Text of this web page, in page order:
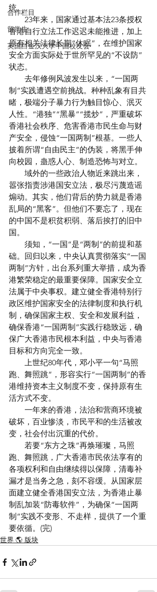
合作栏目
留学生
英国白金汉大学中国校友会
统。
23年来，国家通过基本法23条授权
香港自行立法工作迟迟未能推进，加上
原有相关法律长期“休眠”，在维护国家
安全方面实际处于世所罕见的“不设防”
状态。
去年修例风波发生以来，“一国两
制”实践遭遇空前挑战。种种乱象有目共
睹，极端分子暴力行为触目惊心、泯灭
人性。“港独”“黑暴”“揽炒”，严重破坏
香港社会秩序、危害香港市民生命与财
产安全，侵蚀“一国两制”根基。一些人
披着所谓“自由民主”的伪装，将黑手伸
向校园，蛊惑人心、制造恐怖与对立。
域外的一些政治人物近来跳出来，
嚣张指责涉港国安立法，极尽污蔑造谣
煽动。其实，他们背后的势力就是香港
乱局的“黑客”。但他们不要忘了，现在
的中国不是积贫积弱、落后挨打的旧中
国。
须知，“一国”是“两制”的前提和基
础。回归以来，中央认真贯彻落实“一国
两制”方针，出台系列重大举措，成为香
港繁荣稳定的最重要保障。国家安全立
法属于中央事权。建立健全香港特别行
政区维护国家安全的法律制度和执行机
制，确保国家主权、安全和发展利益，
确保香港“一国两制”实践行稳致远，确
保广大香港市民根本利益，中央与香港
目标和方向完全一致。
上世纪80年代，邓小平一句“马照
跑、舞照跳”，形容实行“一国两制”的香
港维持资本主义制度不变，保持原有生
活方式不变。
一年来的香港，法治和营商环境被
破坏，百业惨淡，市民平和的生活被改
变，社会付出沉重的代价。
若要“东方之珠”再焕璀璨，马照
跑、舞照跳，广大香港市民依法享有的
各项权利和自由继续得以保障，清毒补
漏才是当务之急，刻不容缓。从国家层
面建立健全香港国安立法，为香港止暴
制乱加装“防毒软件”，为确保“一国两
制”实践不变形、不走样，提供了一个重
要依循。(完)
世界 🌎 版块